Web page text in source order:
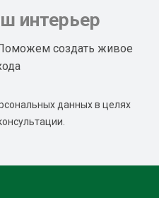
интерьер
создать живое
данных в целях